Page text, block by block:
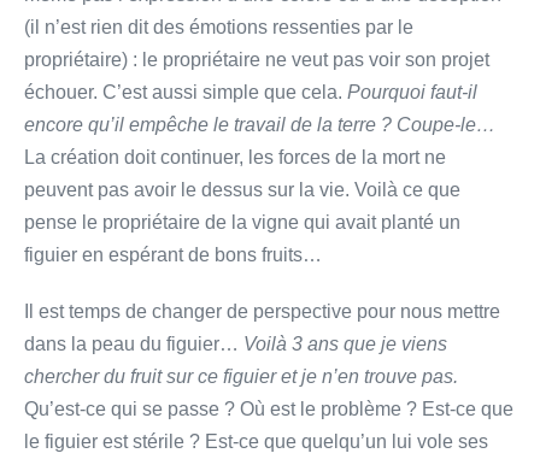
(il n’est rien dit des émotions ressenties par le
propriétaire) : le propriétaire ne veut pas voir son projet
échouer. C’est aussi simple que cela. Pourquoi faut-il
encore qu’il empêche le travail de la terre ? Coupe-le…
La création doit continuer, les forces de la mort ne
peuvent pas avoir le dessus sur la vie. Voilà ce que
pense le propriétaire de la vigne qui avait planté un
figuier en espérant de bons fruits…
Il est temps de changer de perspective pour nous mettre
dans la peau du figuier… Voilà 3 ans que je viens
chercher du fruit sur ce figuier et je n’en trouve pas.
Qu’est-ce qui se passe ? Où est le problème ? Est-ce que
le figuier est stérile ? Est-ce que quelqu’un lui vole ses